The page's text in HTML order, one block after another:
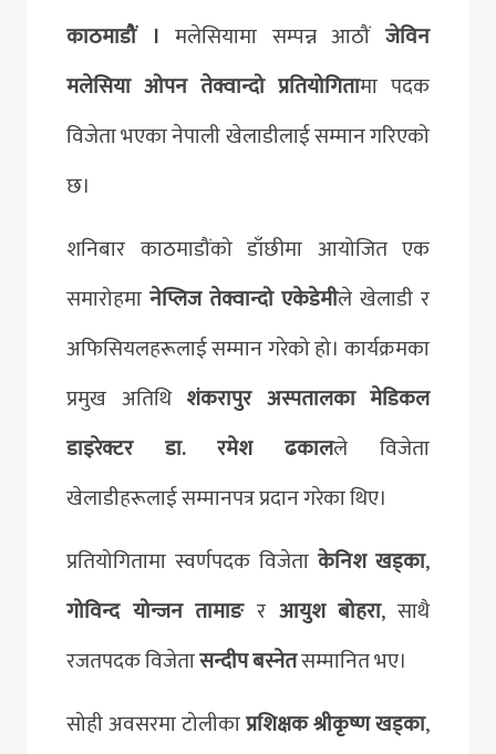
काठमाडौं । मलेसियामा सम्पन्न आठौंजेविन
मलेसिया ओपन तेक्वान्दो प्रतियोगितामा पदक
विजेता भएका नेपाली खेलाडीलाई सम्मान गरिएको
छ।
शनिबार काठमाडौंको डाँछीमा आयोजित एक
समारोहमा नेप्लिज तेक्वान्दो एकेडेमीले खेलाडी र
अफिसियलहरूलाई सम्मान गरेको हो। कार्यक्रमका
प्रमुख अतिथि शंकरापुर अस्पतालका मेडिकल
डाइरेक्टर डा. रमेश ढकालले विजेता
खेलाडीहरूलाई सम्मानपत्र प्रदान गरेका थिए।
प्रतियोगितामा स्वर्णपदक विजेता केनिश खड्का,
गोविन्द योन्जन तामाङर आयुश बोहरा, साथै
रजतपदक विजेतासन्दीप बस्नेतसम्मानित भए।
सोही अवसरमा टोलीकाप्रशिक्षक श्रीकृष्ण खड्का,